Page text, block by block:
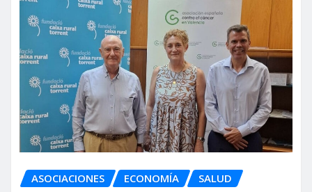
ASOCIACIONES ECONOMÍA SALUD